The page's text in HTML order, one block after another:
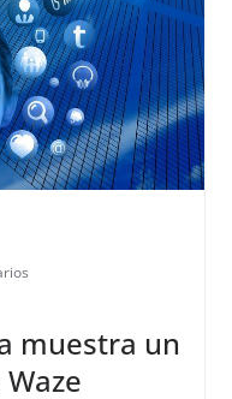
muestra un